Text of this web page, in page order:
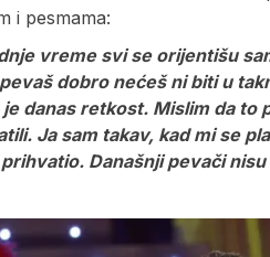
i pesmama:
vreme svi se orijentišu
dobro nećeš ni biti u
danas retkost. Mislim da to
Ja sam takav, kad mi se
Današnji pevači